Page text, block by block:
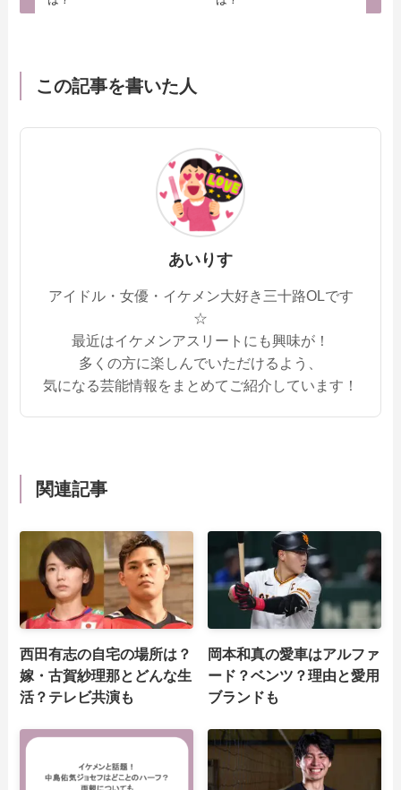
この記事を書いた人
あいりす
アイドル・女優・イケメン大好き三十路OLです
☆
最近はイケメンアスリートにも興味が！
多くの方に楽しんでいただけるよう、
気になる芸能情報をまとめてご紹介しています！
関連記事
西田有志の自宅の場所は？
嫁・古賀紗理那とどんな生
活？テレビ共演も
岡本和真の愛車はアルファ
ード？ベンツ？理由と愛用
ブランドも